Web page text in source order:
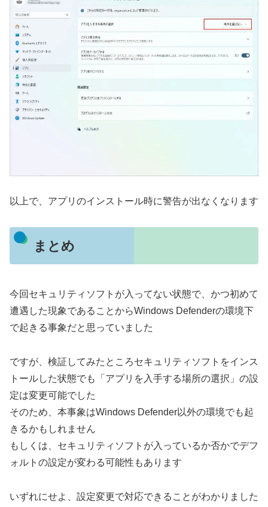
以上で、アプリのインストール時に警告が出なくなります
まとめ
今回セキュリティソフトが入ってない状態で、かつ初めて
遭遇した現象であることからWindows Defenderの環境下
で起きる事象だと思っていました
ですが、検証してみたところセキュリティソフトをインス
トールした状態でも「アプリを入手する場所の選択」の設
定は変更可能でした
そのため、本事象はWindows Defender以外の環境でも起
きるかもしれません
もしくは、セキュリティソフトが入っているか否かでデフ
ォルトの設定が変わる可能性もあります
いずれにせよ、設定変更で対応できることがわかりました